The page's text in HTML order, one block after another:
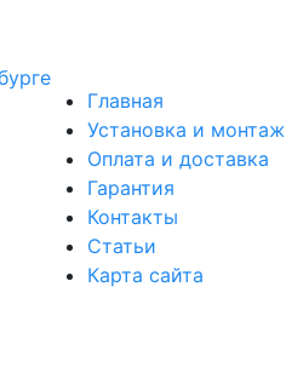
Главная
Установка и монтаж
Оплата и доставка
Гарантия
Контакты
Статьи
Карта сайта